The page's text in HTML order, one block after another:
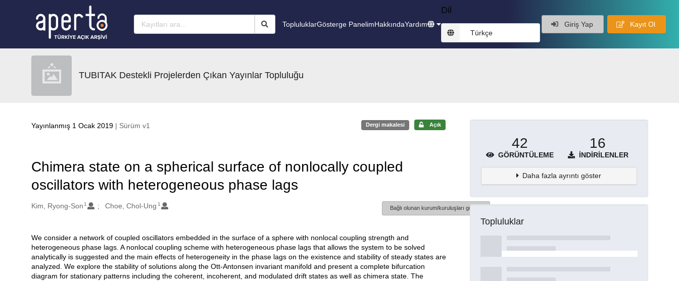
TopluluklarGösterge PanelimHakkındaYardım
Dil
Türkçe
Giriş Yap Kayıt Ol
TUBITAK Destekli Projelerden Çıkan Yayınlar Topluluğu
Yayınlanmış 1 Ocak 2019 | Sürüm v1 Dergi makalesi Açık
Chimera state on a spherical surface of nonlocally coupled
oscillators with heterogeneous phase lags
Oluşturanlar
Kim, Ryong-Son 1 Choe, Chol-Ung 1
Bağlı olunan kurum/kuruluşları göster
Açıklama
We consider a network of coupled oscillators embedded in the surface of a sphere with nonlocal coupling strength and
heterogeneous phase lags. A nonlocal coupling scheme with heterogeneous phase lags that allows the system to be solved
analytically is suggested and the main effects of heterogeneity in the phase lags on the existence and stability of steady states are
analyzed. We explore the stability of solutions along the Ott-Antonsen invariant manifold and present a complete bifurcation
diagram for stationary patterns including the coherent, incoherent, and modulated drift states as well as chimera state. The
42
GÖRÜNTÜLEME
16
İNDIRILENLER
Daha fazla ayrıntı göster
Topluluklar